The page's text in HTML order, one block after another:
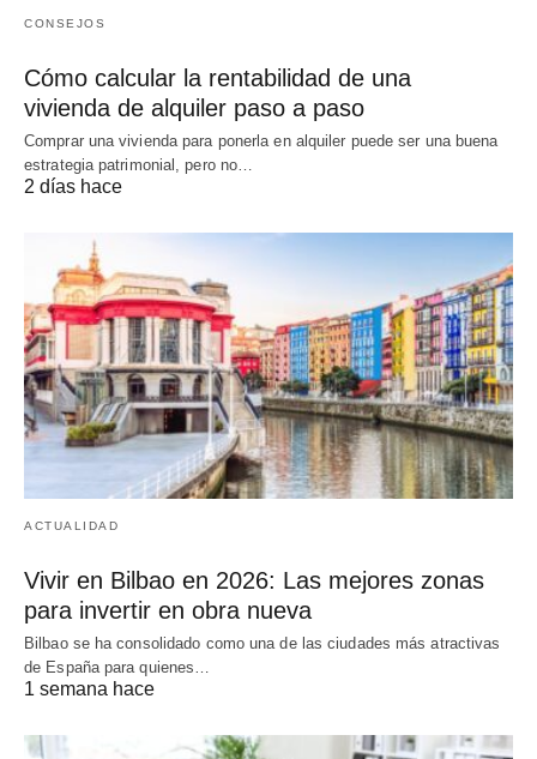
CONSEJOS
Cómo calcular la rentabilidad de una
vivienda de alquiler paso a paso
Comprar una vivienda para ponerla en alquiler puede ser una buena
estrategia patrimonial, pero no…
2 días hace
ACTUALIDAD
Vivir en Bilbao en 2026: Las mejores zonas
para invertir en obra nueva
Bilbao se ha consolidado como una de las ciudades más atractivas
de España para quienes…
1 semana hace